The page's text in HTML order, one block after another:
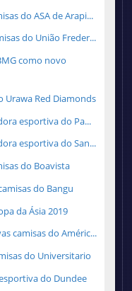
do ASA de Arapi...
do União Freder...
como novo
Urawa Red Diamonds
esportiva do Pa...
esportiva do San...
do Boavista
do Bangu
da Ásia 2019
camisas do Améric...
do Universitario
do Dundee